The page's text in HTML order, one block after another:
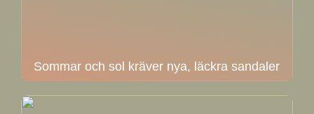
Sommar och sol kräver nya, läckra sandaler